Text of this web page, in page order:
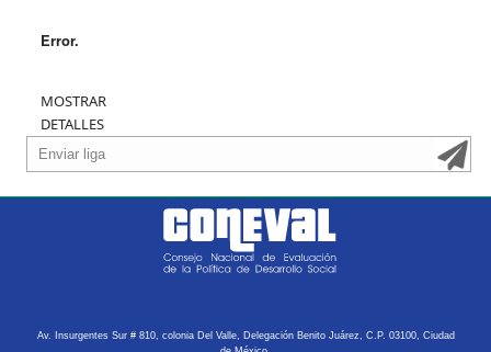
Error.
MOSTRAR
DETALLES
Av. Insurgentes Sur # 810, colonia Del Valle, Delegación Benito Juárez, C.P. 03100, Ciudad